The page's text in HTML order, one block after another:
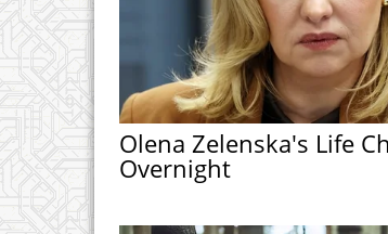
Olena Zelenska's Life
Overnight